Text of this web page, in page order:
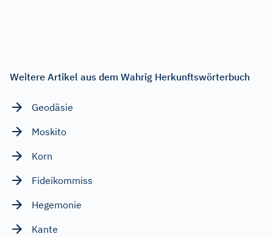
Weitere Artikel aus dem Wahrig Herkunftswörterbuch
Geodäsie
Moskito
Korn
Fideikommiss
Hegemonie
Kante